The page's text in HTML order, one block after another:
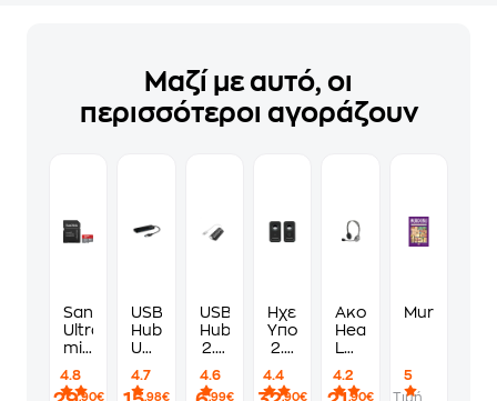
Μαζί με αυτό, οι
περισσότεροι αγοράζουν
Sandisk
Ultra
microSDHC
Class
4.8
,90€
USB
Hub
USB
Type-
4.7
,98€
USB
Hub
2.0
4
4.6
,99€
Ηχεία
Υπολογιστή
2.0
Z150
4.4
,90€
Ακουστικά
Headset
Logitech
με
4.2
,90€
Murdoku
5
Τιμή